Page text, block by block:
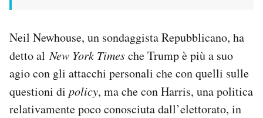
Neil Newhouse, un sondaggista Repubblicano, ha
detto alNew York Timesche Trump è più a suo
agio con gli attacchi personali che con quelli sulle
questioni di policy, ma che con Harris, una politica
relativamente poco conosciuta dall’elettorato, in